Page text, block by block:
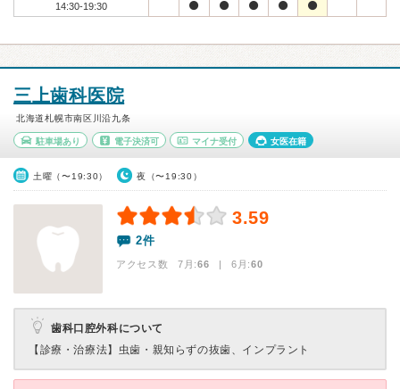
14:30-19:30
三上歯科医院
北海道札幌市南区川沿九条
駐車場あり 電子決済可 マイナ受付 女医在籍
土曜（〜19:30） 夜（〜19:30）
3.59
2件
アクセス数 7月:66 | 6月:60
歯科口腔外科について
【診療・治療法】 虫歯・親知らずの抜歯、インプラント